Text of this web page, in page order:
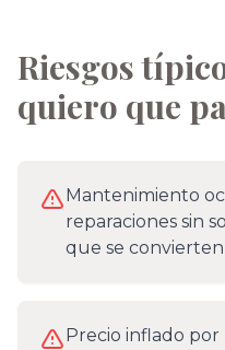
Riesgos
quiero que
Mantenimiento
reparaciones sin
que se
Precio inflado